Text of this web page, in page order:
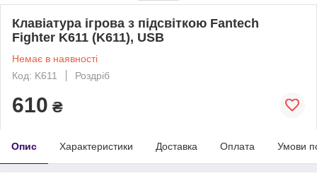
Клавіатура ігрова з підсвіткою Fantech
Fighter K611 (K611), USB
Немає в наявності
Код: K611
Роздріб
610 ₴
Опис Характеристики Доставка Оплата Умови